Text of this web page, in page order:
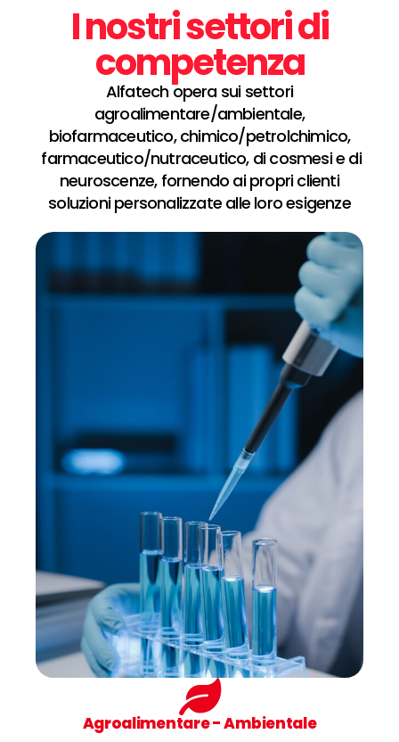
I nostri settori di
competenza
Alfatech opera sui settori
agroalimentare/ambientale,
biofarmaceutico, chimico/petrolchimico,
farmaceutico/nutraceutico, di cosmesi e di
neuroscenze, fornendo ai propri clienti
soluzioni personalizzate alle loro esigenze
Agroalimentare - Ambientale